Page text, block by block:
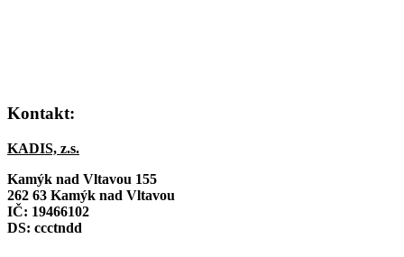
Kontakt:
KADIS, z.s.
Kamýk nad Vltavou 155
262 63 Kamýk nad Vltavou
IČ: 19466102
DS: ccctndd